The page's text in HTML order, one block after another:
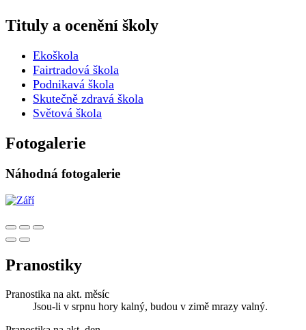
Tituly a ocenění školy
Ekoškola
Fairtradová škola
Podnikavá škola
Skutečně zdravá škola
Světová škola
Fotogalerie
Náhodná fotogalerie
Pranostiky
Pranostika na akt. měsíc
Jsou-li v srpnu hory kalný, budou v zimě mrazy valný.